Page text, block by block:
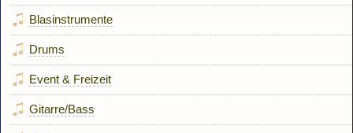
Blasinstrumente
Drums
Event & Freizeit
Gitarre/Bass